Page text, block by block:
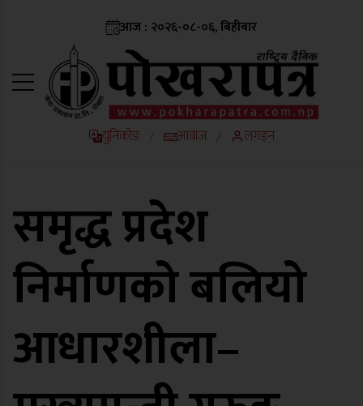
आज : २०२६-०८-०६, बिहीबार
युनिकोड / आवाज / लगइन
समृद्ध प्रदेश
निर्माणको बलियो
आधारशीला–